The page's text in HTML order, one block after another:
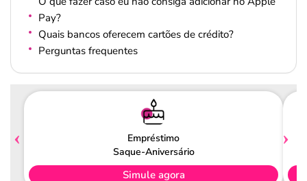
Pay?
Quais bancos oferecem cartões de crédito?
Perguntas frequentes
Empréstimo
Saque-Aniversário
Simule agora